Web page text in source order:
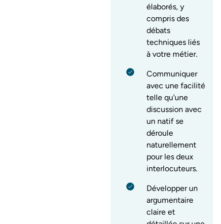
élaborés, y
compris des
débats
techniques liés
à votre métier.
Communiquer
avec une facilité
telle qu'une
discussion avec
un natif se
déroule
naturellement
pour les deux
interlocuteurs.
Développer un
argumentaire
claire et